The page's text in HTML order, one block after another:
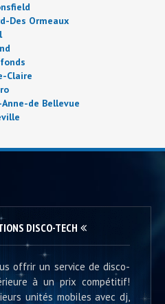
Des Ormeaux
Claire
de Bellevue
DISCO-TECH
offrir un service de disco-
à un prix compétitif!
unités mobiles avec dj,